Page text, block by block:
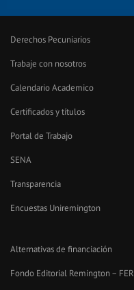
Derechos Pecuniarios
Trabaje con nosotros
Calendario Academico
Certificados y títulos
Portal de Trabajo
SENA
Transparencia
Encuestas Uniremington
Alternativas de financiación
Fondo Editorial Remington – FER